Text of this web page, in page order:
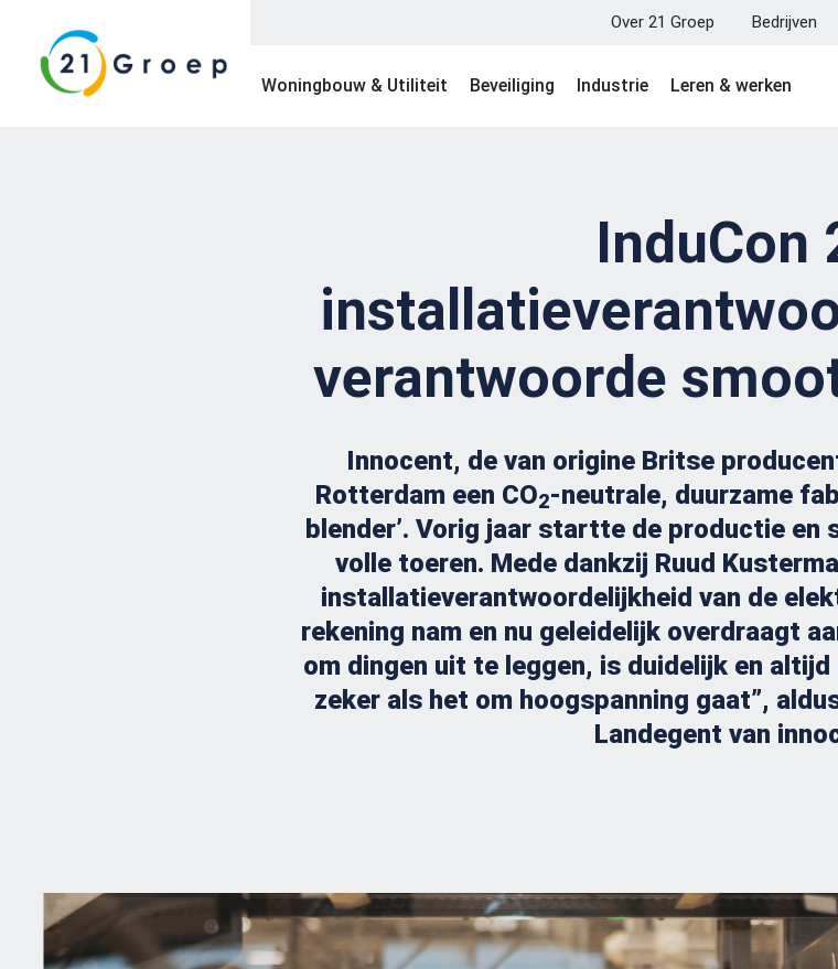
Over 21 Groep Bedrijven
Woningbouw & Utiliteit Beveiliging Industrie Leren & werken
InduCon
verantwoorde
Innocent, de van origine Britse
Rotterdam een CO2-neutrale, duurzame
blender’. Vorig jaar startte de productie en
volle toeren. Mede dankzij Ruud
installatieverantwoordelijkheid van de
rekening nam en nu geleidelijk overdraagt
om dingen uit te leggen, is duidelijk en
zeker als het om hoogspanning gaat”,
Landegent van